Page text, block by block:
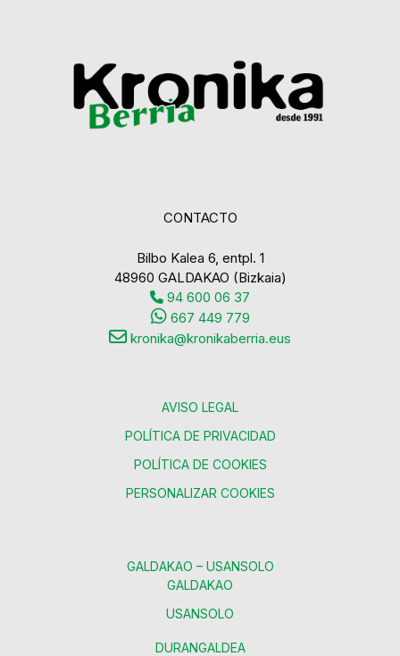
CONTACTO
Bilbo Kalea 6, entpl. 1
48960 GALDAKAO (Bizkaia)
94 600 06 37
667 449 779
kronika@kronikaberria.eus
AVISO LEGAL
POLÍTICA DE PRIVACIDAD
POLÍTICA DE COOKIES
PERSONALIZAR COOKIES
GALDAKAO – USANSOLO
GALDAKAO
USANSOLO
DURANGALDEA